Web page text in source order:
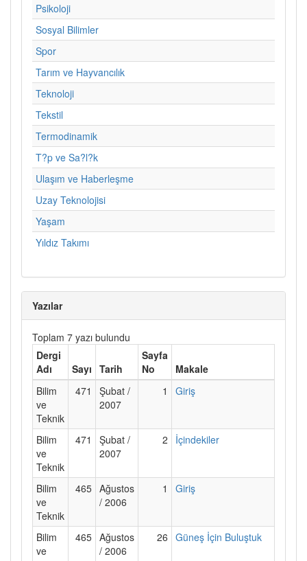
Psikoloji
Sosyal Bilimler
Spor
Tarım ve Hayvancılık
Teknoloji
Tekstil
Termodinamik
T?p ve Sa?l?k
Ulaşım ve Haberleşme
Uzay Teknolojisi
Yaşam
Yıldız Takımı
Yazılar
Toplam 7 yazı bulundu
Dergi
Adı
Sayı Tarih
Sayfa
No
Makale
Bilim
ve
Teknik
471
Şubat /
2007
1 Giriş
Bilim
ve
Teknik
471
Şubat /
2007
2 İçindekiler
Bilim
ve
Teknik
465 Ağustos
/ 2006
1 Giriş
Bilim
ve
465 Ağustos
/ 2006
26 Güneş İçin Buluştuk